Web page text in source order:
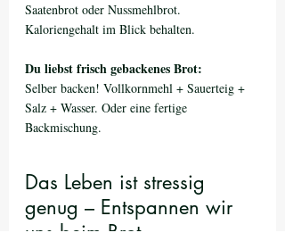
Saatenbrot oder Nussmehlbrot.
Kaloriengehalt im Blick behalten.
Du liebst frisch gebackenes Brot:
Selber backen! Vollkornmehl + Sauerteig +
Salz + Wasser. Oder eine fertige
Backmischung.
Das Leben ist stressig
genug – Entspannen wir
uns beim Brot